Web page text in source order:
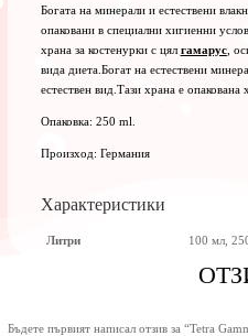
Богата на минерали и естествени
опаковани в специални хигиенни
храна за костенурки с цял гамарус,
вида диета.Богат на естествени
естествен вид.Tази храна е
Опаковка: 250 ml.
Произход: Германия
Характеристики
Литри 100 мл,
Бъдете първият написал отзив за “Tetra